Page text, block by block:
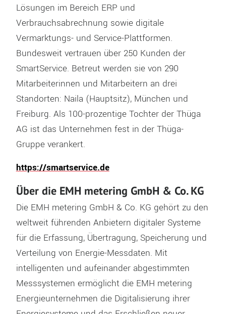
Lösungen im Bereich ERP und
Verbrauchsabrechnung sowie digitale
Vermarktungs- und Service-Plattformen.
Bundesweit vertrauen über 250 Kunden der
SmartService. Betreut werden sie von 290
Mitarbeiterinnen und Mitarbeitern an drei
Standorten: Naila (Hauptsitz), München und
Freiburg. Als 100-prozentige Tochter der Thüga
AG ist das Unternehmen fest in der Thüga-
Gruppe verankert.
https://smartservice.de
Über die EMH metering GmbH & Co. KG
Die EMH metering GmbH & Co. KG gehört zu den
weltweit führenden Anbietern digitaler Systeme
für die Erfassung, Übertragung, Speicherung und
Verteilung von Energie-Messdaten. Mit
intelligenten und aufeinander abgestimmten
Messsystemen ermöglicht die EMH metering
Energieunternehmen die Digitalisierung ihrer